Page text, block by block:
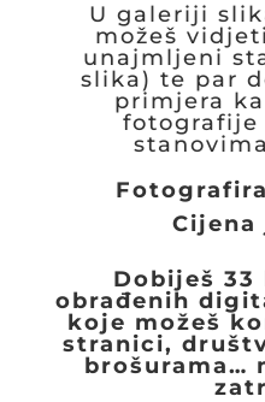
U galeriji
možeš
unajmljeni
slika) te par
primjera
Cijena
Dobiješ
obrađenih
koje možeš
stranici,
brošurama…